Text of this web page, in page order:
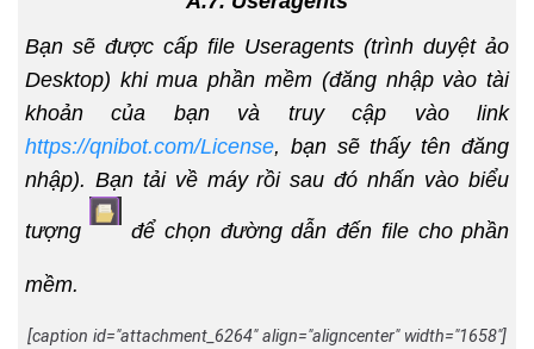
Bạn sẽ được cấp file Useragents (trình duyệt ảo
Desktop) khi mua phần mềm (đăng nhập vào tài
khoản của bạn và truy cập vào link
https://qnibot.com/License, bạn sẽ thấy tên đăng
nhập). Bạn tải về máy rồi sau đó nhấn vào biểu
tượng để chọn đường dẫn đến file cho phần
mềm.
[caption id="attachment_6264" align="aligncenter" width="1658"]